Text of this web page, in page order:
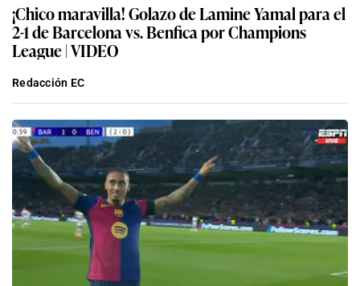
¡Chico maravilla! Golazo de Lamine Yamal para el
2-1 de Barcelona vs. Benfica por Champions
League | VIDEO
Redacción EC